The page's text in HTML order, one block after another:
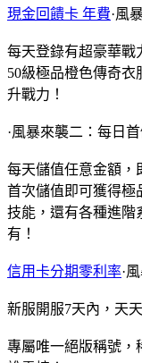
現金回饋卡 年費·風
每天登錄有超豪華戰
50級極品橙色傳奇
升戰力！
·風暴來襲二：每日首
每天儲值任意金額，
首次儲值即可獲得極
技能，還有各種進階
有！
信用卡分期零利率·
新服開服7天內，天
專屬唯一絕版稱號，